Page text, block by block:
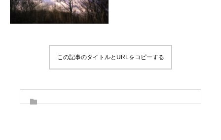
この記事のタイトルとURLをコピーする